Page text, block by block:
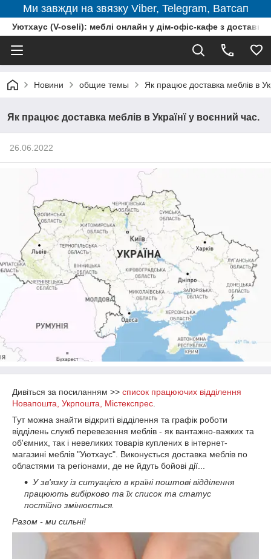
Ми завжди на звязку Viber, Telegram, Ватсап
Уютхаус (V-oseli): меблі онлайн у дім-офіс-кафе з
Новини общие темы Як працює доставка меблів в
Як працює доставка меблів в Українї у воєнний час.
26.06.2022
Дивіться за посиланням >> список працюючих відділення
Новапошта, Укрпошта, Містекспрес
Тут можна знайти відкриті відділення та графік роботи
відділень служб перевезення меблів - як вантажно-важких та
об'ємних, так і невеликих товарів куплених в інтернет-
магазині меблів "Уютхаус". Виконується доставка меблів по
областями та регіонами, де не йдуть бойові дії...
У зв'язку із ситуацією в країні поштові відділення
працюють вибірково та їх список та статус
постійно змінюється.
Разом - ми сильні!